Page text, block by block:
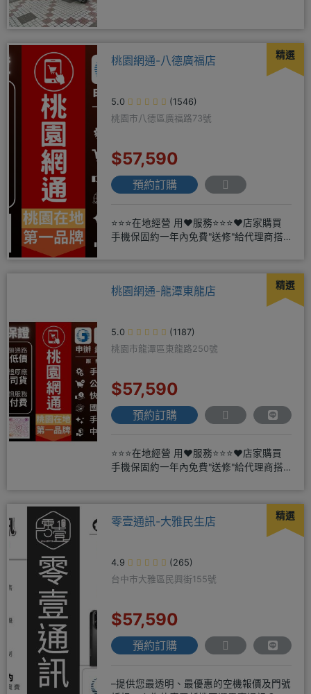
精選
桃園網通-八德廣福店
5.0
(1546)
桃園市八德區廣福路73號
$57,590
預約訂購
⭐⭐⭐在地經營 用❤️服務⭐⭐⭐❤️店家購買
手機保固約一年內免費"送修"給代理商搭
精選
桃園網通-龍潭東龍店
5.0
(1187)
桃園市龍潭區東龍路250號
$57,590
預約訂購
⭐⭐⭐在地經營 用❤️服務⭐⭐⭐❤️店家購買
手機保固約一年內免費"送修"給代理商搭
精選
零壹通訊-大雅民生店
4.9
(265)
台中市大雅區民興街155號
$57,590
預約訂購
–提供您最透明、最優惠的空機報價及門號